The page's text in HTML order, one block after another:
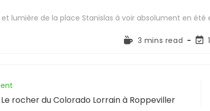
lumière de la place Stanislas à voir absolument en
3 mins read
rocher du Colorado Lorrain à Roppeviller